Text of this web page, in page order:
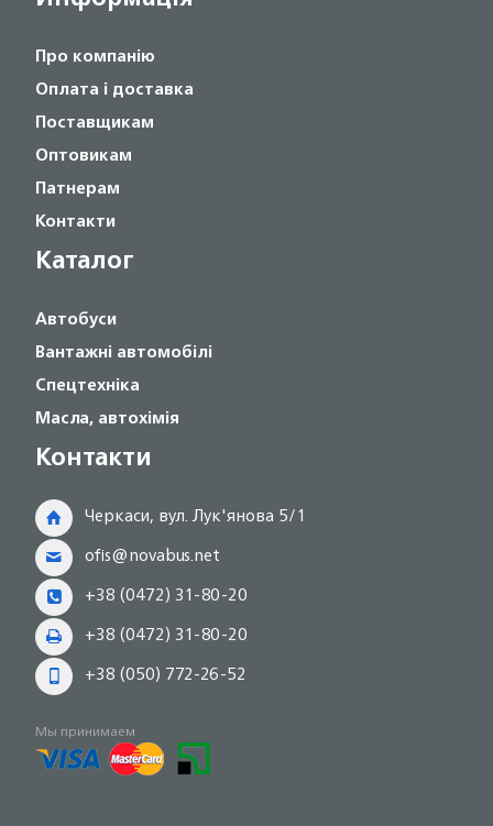
Про компанію
Оплата і доставка
Поставщикам
Оптовикам
Патнерам
Контакти
Каталог
Автобуси
Вантажні автомобілі
Спецтехніка
Масла, автохімія
Контакти
Черкаси, вул. Лук'янова 5/1
ofis@novabus.net
+38 (0472) 31-80-20
+38 (0472) 31-80-20
+38 (050) 772-26-52
Мы принимаем